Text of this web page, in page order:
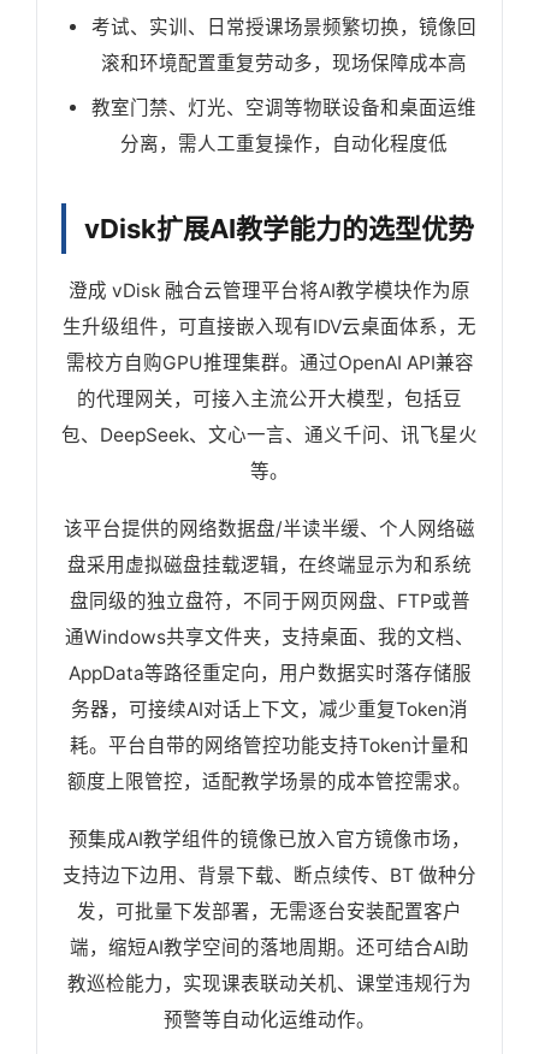
考试、实训、日常授课场景频繁切换，镜像回
滚和环境配置重复劳动多，现场保障成本高
教室门禁、灯光、空调等物联设备和桌面运维
分离，需人工重复操作，自动化程度低
vDisk扩展AI教学能力的选型优势
澄成 vDisk 融合云管理平台将AI教学模块作为原
生升级组件，可直接嵌入现有IDV云桌面体系，无
需校方自购GPU推理集群。通过OpenAI API兼容
的代理网关，可接入主流公开大模型，包括豆
包、DeepSeek、文心一言、通义千问、讯飞星火
等。
该平台提供的网络数据盘/半读半缓、个人网络磁
盘采用虚拟磁盘挂载逻辑，在终端显示为和系统
盘同级的独立盘符，不同于网页网盘、FTP或普
通Windows共享文件夹，支持桌面、我的文档、
AppData等路径重定向，用户数据实时落存储服
务器，可接续AI对话上下文，减少重复Token消
耗。平台自带的网络管控功能支持Token计量和
额度上限管控，适配教学场景的成本管控需求。
预集成AI教学组件的镜像已放入官方镜像市场，
支持边下边用、背景下载、断点续传、BT 做种分
发，可批量下发部署，无需逐台安装配置客户
端，缩短AI教学空间的落地周期。还可结合AI助
教巡检能力，实现课表联动关机、课堂违规行为
预警等自动化运维动作。